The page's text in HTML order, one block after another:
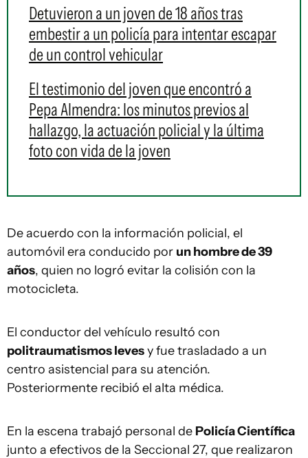
Detuvieron a un joven de 18 años tras
embestir a un policía para intentar escapar
de un control vehicular
El testimonio del joven que encontró a
Pepa Almendra: los minutos previos al
hallazgo, la actuación policial y la última
foto con vida de la joven
De acuerdo con la información policial, el
automóvil era conducido por un hombre de 39
años, quien no logró evitar la colisión con la
motocicleta.
El conductor del vehículo resultó con
politraumatismos levesy fue trasladado a un
centro asistencial para su atención.
Posteriormente recibió el alta médica.
En la escena trabajó personal de Policía Científica
junto a efectivos de la Seccional 27, que realizaron